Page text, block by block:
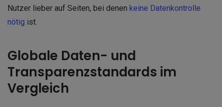
Nutzer lieber auf Seiten, bei denen keine Datenkontrolle
nötig ist.
Globale Daten- und
Transparenzstandards im
Vergleich